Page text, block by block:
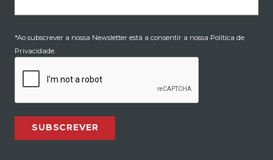
*Ao subscrever a nossa Newsletter está a consentir a nossa Política de
Privacidade.
SUBSCREVER